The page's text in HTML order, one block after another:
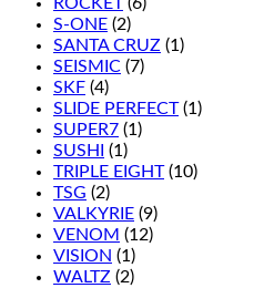
S-ONE (2)
SANTA CRUZ (1)
SEISMIC (7)
SKF (4)
SLIDE PERFECT (1)
SUPER7 (1)
SUSHI
(1)
TRIPLE EIGHT (10)
TSG (2)
VALKYRIE (9)
VENOM (12)
VISION (1)
WALTZ (2)